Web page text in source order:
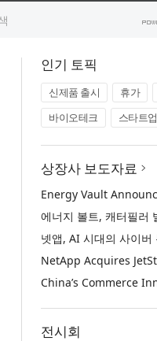
인기 토픽
신제품 출시 휴가
바이오테크
스타트업
상장사 보도자료
전시회